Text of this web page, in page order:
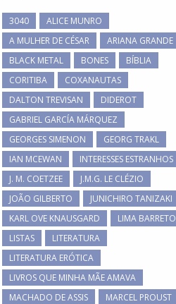
3040
ALICE MUNRO
A MULHER DE CÉSAR
ARIANA GRANDE
BLACK METAL
BONES
BÍBLIA
CORITIBA
COXANAUTAS
DALTON TREVISAN
DIDEROT
GABRIEL GARCÍA MÁRQUEZ
GEORGES SIMENON
GEORG TRAKL
IAN MCEWAN
INTERESSES ESTRANHOS
J. M. COETZEE
J.M.G. LE CLÉZIO
JOÃO GILBERTO
JUNICHIRO TANIZAKI
KARL OVE KNAUSGARD
LIMA BARRETO
LISTAS
LITERATURA
LITERATURA ERÓTICA
LIVROS QUE MINHA MÃE AMAVA
MACHADO DE ASSIS
MARCEL PROUST